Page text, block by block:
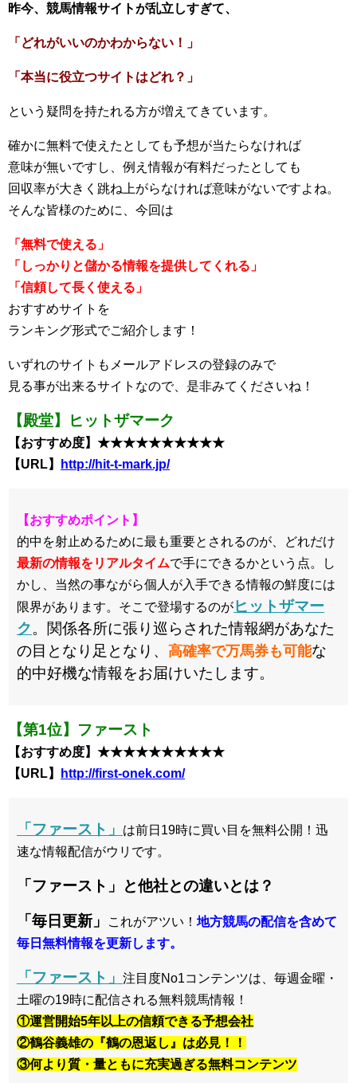
昨今、競馬情報サイトが乱立しすぎて、
「どれがいいのかわからない！」
「本当に役立つサイトはどれ？」
という疑問を持たれる方が増えてきています。
確かに無料で使えたとしても予想が当たらなければ
意味が無いですし、例え情報が有料だったとしても
回収率が大きく跳ね上がらなければ意味がないですよね。
そんな皆様のために、今回は
「無料で使える」
「しっかりと儲かる情報を提供してくれる」
「信頼して長く使える」
おすすめサイトを
ランキング形式でご紹介します！
いずれのサイトもメールアドレスの登録のみで
見る事が出来るサイトなので、是非みてくださいね！
【殿堂】ヒットザマーク
【おすすめ度】★★★★★★★★★★
【URL】
http://hit-t-mark.jp/
【おすすめポイント】
的中を射止めるために最も重要とされるのが、どれだけ
最新の情報をリアルタイムで手にできるかという点。し
かし、当然の事ながら個人が入手できる情報の鮮度には
限界があります。そこで登場するのが ヒットザマー
ク。関係各所に張り巡らされた情報網があなた
の目となり足となり、 高確率で万馬券も可能な
的中好機な情報をお届けいたします。
【第1位】ファースト
【おすすめ度】★★★★★★★★★★
【URL】
http://first-onek.com/
「ファースト」
は前日19時に買い目を無料公開！迅
速な情報配信がウリです。
「ファースト」と他社との違いとは？
「毎日更新」 これがアツい！ 地方競馬の配信を含めて
毎日無料情報を更新します。
「ファースト」 注目度No1コンテンツは、毎週金曜・
土曜の19時に配信される無料競馬情報！
①運営開始5年以上の信頼できる予想会社
②鶴谷義雄の『鶴の恩返し』は必見！！
③何より質・量ともに充実過ぎる無料コンテンツ